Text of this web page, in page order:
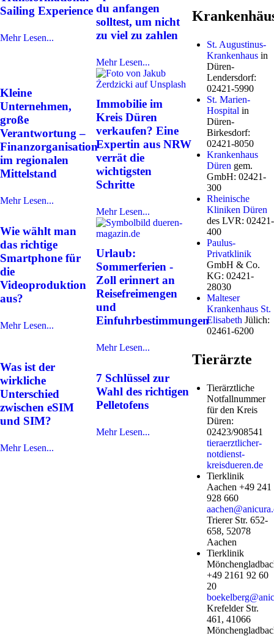
Sailing Experience
Mehr Lesen...
du anfangen
solltest, um nicht
zu viel zu zahlen
Mehr Lesen...
Kleine
Unternehmen,
große
Verantwortung –
Finanzorganisation
im regionalen
Mittelstand
Mehr Lesen...
Immobilie im
Kreis Düren
verkaufen? Eine
Expertin aus NRW
verrät die
wichtigsten
Schritte
Mehr Lesen...
Wie wählt man
das richtige
Smartphone für
die
Videoproduktion
aus?
Mehr Lesen...
Urlaub:
Sommerferien -
Zoll erinnert an
Reisefreimengen
und
Einfuhrbestimmungen
Mehr Lesen...
Was ist der
wirkliche
Unterschied
zwischen eSIM
und SIM?
Mehr Lesen...
7 Schlüssel zur
Wahl des richtigen
Pelletofens
Mehr Lesen...
St. Augustinus-
Krankenhausin
Düren-
Lendersdorf:
02421-5990
St. Marien-
Hospital in
Düren-
Birkesdorf:
02421-8050
Krankenhaus
Düren gem.
GmbH: 02421-
300
Rheinische
Kliniken Düren
des LVR: 02421-
400
Paulus-
Privatklinik
GmbH & Co.
KG: 02421-
28030
Malteser
Krankenhaus St.
Elisabeth Jülich:
02461-6200
Tierärzte
Tierärztliche
Notfallnummer
für den Kreis
Düren:
02423/908541
tieraerztlicher-
notdienst-
kreisdueren.de
Tierklinik
Aachen +49 241
928 660
Trierer Str. 652-
658, 52078
Aachen
Tierklinik
+49 2161 92 60
20
Krefelder Str.
461, 41066